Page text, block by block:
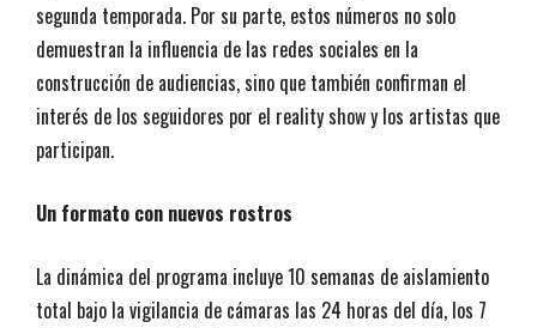
segunda temporada. Por su parte, estos números no solo
demuestran la influencia de las redes sociales en la
construcción de audiencias, sino que también confirman el
interés de los seguidores por el reality show y los artistas que
participan.
Un formato con nuevos rostros
La dinámica del programa incluye 10 semanas de aislamiento
total bajo la vigilancia de cámaras las 24 horas del día, los 7